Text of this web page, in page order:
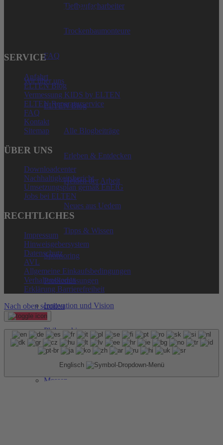
Tiefbaufacharbeiter
Trockenbaumonteure
FAQ
Wir über uns
ELTEN Blog
Alle Blogbeiträge
Erleben & Entdecken
Helden der Arbeit
Neues aus Uedem
Tipps & Wissen
Sponsoring
Problemlösungen
Innovation und Vision
Philosophie
Historie
Messen
Telefon: + 49 (0) 2825-80168
SERVICE
Anfahrt
ELTEN Blog
Vermessung KIDS by ELTEN
ELTEN Reparaturservice
FAQ
Kontakt
Sitemap
ÜBER UNS
Downloadcenter
Nachhaltigkeitsbericht
Umsetzungsplan gemäß EnEfG
Jobs bei ELTEN
RECHTLICHES
Impressum
Hinweisgebersystem
Datenschutz
AVL
Allgemeine Einkaufsbedingungen
Verhaltenskodex
Erklärung Barrierefreiheit
Nach oben scrollen
Englisch